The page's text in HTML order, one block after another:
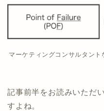
マーケティングコンサルタン
記事前半をお読みいただ
すよね。